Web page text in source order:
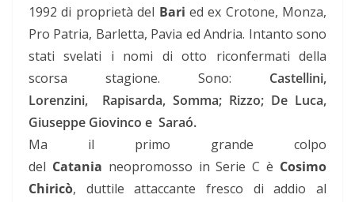
1992 di proprietà del Bari ed ex Crotone, Monza,
Pro Patria, Barletta, Pavia ed Andria. Intanto sono
stati svelati i nomi di otto riconfermati della
scorsa stagione. Sono: Castellini,
Lorenzini,
Rapisarda, Somma; Rizzo; De Luca,
Giuseppe Giovinco e Saraó.
Ma il primo grande colpo
del Catania neopromosso in Serie C è Cosimo
Chiricò, duttile attaccante fresco di addio al